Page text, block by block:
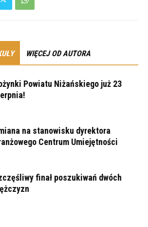
WIĘCEJ OD AUTORA
Powiatu Niżańskiego już 23
na stanowisku dyrektora
Centrum Umiejętności
finał poszukiwań dwóch